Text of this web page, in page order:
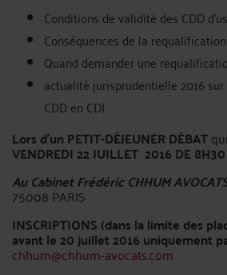
Conditions de validité des CDD
Conséquences de la
Quand demander une
actualité jurisprudentielle 2016
CDD en CDI.
Lors d'un PETIT-DÉJEUNER DÉBAT
VENDREDI 22 JUILLET 2016 DE
Au Cabinet Frédéric CHHUM
75008 PARIS
INSCRIPTIONS (dans la limite des
avant le 20 juillet 2016 uniquement
chhum@chhum-avocats.com